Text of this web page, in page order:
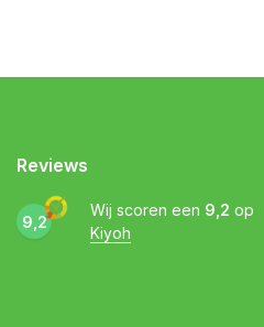
Reviews
9,2
Wij scoren een 9,2 op
Kiyoh